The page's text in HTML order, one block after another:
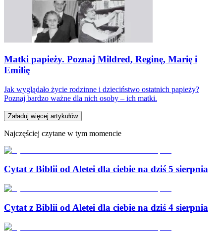
Matki papieży. Poznaj Mildred, Reginę, Marię i
Emilię
Jak wyglądało życie rodzinne i dzieciństwo ostatnich papieży?
Poznaj bardzo ważne dla nich osoby – ich matki.
Załaduj więcej artykułów
Najczęściej czytane w tym momencie
Cytat z Biblii od Aletei dla ciebie na dziś 5 sierpnia
Cytat z Biblii od Aletei dla ciebie na dziś 4 sierpnia